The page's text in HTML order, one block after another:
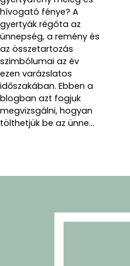
hívogató fénye? A
gyertyák régóta az
ünnepség, a remény és
az összetartozás
szimbólumai az év
ezen varázslatos
időszakában. Ebben a
blogban azt fogjuk
megvizsgálni, hogyan
tölthetjük be az ünne...